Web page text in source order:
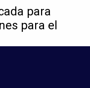
para
para el